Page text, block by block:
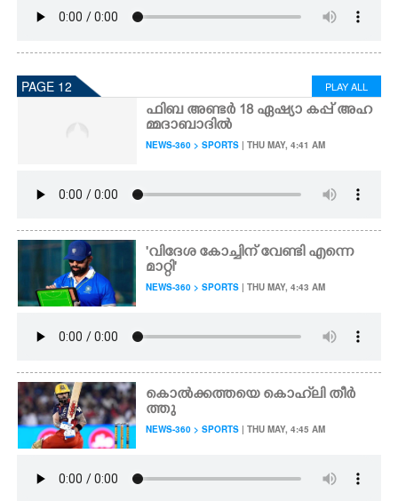
PAGE 12 PLAY ALL
ഫിബ അണ്ടർ 18 ഏഷ്യാ കപ്പ് അഹ
മ്മദാബാദിൽ
NEWS-360 > SPORTS | THU MAY, 4:41 AM
'വിദേശ കോച്ചിന് വേണ്ടി എന്നെ
മാറ്റി'
NEWS-360 > SPORTS | THU MAY, 4:43 AM
കൊൽക്കത്തയെ കൊഹ്‌ലി തീർ
ത്തു
NEWS-360 > SPORTS | THU MAY, 4:45 AM